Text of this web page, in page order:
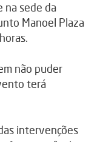
na sede da
Manoel Plaza
não puder
terá
intervenções